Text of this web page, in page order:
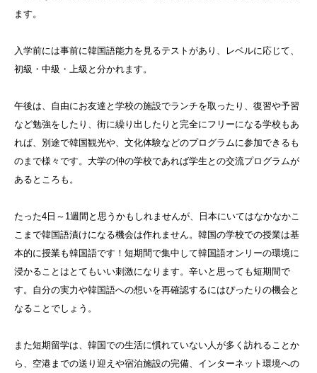
ます。
入学前には事前に韓国語能力を見るテストがあり、レベルに応じて、
初級・中級・上級と分かれます。
午後は、自由にお友達と学校の施設でランチを取ったり、復習や予習
など勉強をしたり、街に繰り出したりと完全にフリーになる学校もあ
れば、別途で韓国観光や、文化体験などのプログラムに参加できるも
のまで様々です。大学の仲の学校であれば学生との交流プログラムが
あるところも。
たった4日～1週間と思うかもしれませんが、日本にいてはなかなかこ
こまで韓国語漬けになる機会は作れません。韓国の学校での授業は基
本的に授業も韓国語です！短期間で集中して韓国語オンリーの環境に
浸かることはとてもいい刺激になります。辛いと思っても短期間で
す。自分の実力や韓国語への想いを再確認するにはぴったりの機会と
なることでしょう。
また短期留学は、韓国での生活に慣れていない人が多く訪れることか
ら、空港までの送り迎えや宿泊施設の完備、インターネット環境への